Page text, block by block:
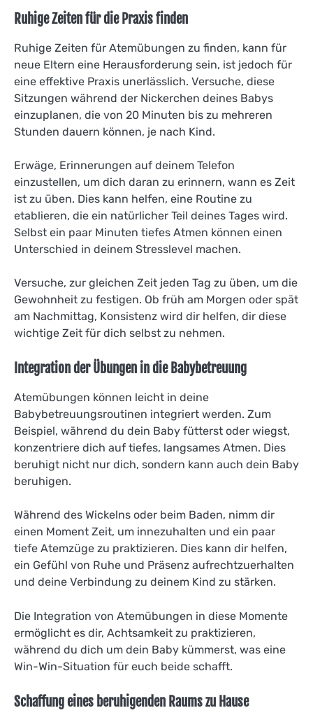
Ruhige Zeiten für die Praxis finden
Ruhige Zeiten für Atemübungen zu finden, kann für
neue Eltern eine Herausforderung sein, ist jedoch für
eine effektive Praxis unerlässlich. Versuche, diese
Sitzungen während der Nickerchen deines Babys
einzuplanen, die von 20 Minuten bis zu mehreren
Stunden dauern können, je nach Kind.
Erwäge, Erinnerungen auf deinem Telefon
einzustellen, um dich daran zu erinnern, wann es Zeit
ist zu üben. Dies kann helfen, eine Routine zu
etablieren, die ein natürlicher Teil deines Tages wird.
Selbst ein paar Minuten tiefes Atmen können einen
Unterschied in deinem Stresslevel machen.
Versuche, zur gleichen Zeit jeden Tag zu üben, um die
Gewohnheit zu festigen. Ob früh am Morgen oder spät
am Nachmittag, Konsistenz wird dir helfen, dir diese
wichtige Zeit für dich selbst zu nehmen.
Integration der Übungen in die Babybetreuung
Atemübungen können leicht in deine
Babybetreuungsroutinen integriert werden. Zum
Beispiel, während du dein Baby fütterst oder wiegst,
konzentriere dich auf tiefes, langsames Atmen. Dies
beruhigt nicht nur dich, sondern kann auch dein Baby
beruhigen.
Während des Wickelns oder beim Baden, nimm dir
einen Moment Zeit, um innezuhalten und ein paar
tiefe Atemzüge zu praktizieren. Dies kann dir helfen,
ein Gefühl von Ruhe und Präsenz aufrechtzuerhalten
und deine Verbindung zu deinem Kind zu stärken.
Die Integration von Atemübungen in diese Momente
ermöglicht es dir, Achtsamkeit zu praktizieren,
während du dich um dein Baby kümmerst, was eine
Win-Win-Situation für euch beide schafft.
Schaffung eines beruhigenden Raums zu Hause